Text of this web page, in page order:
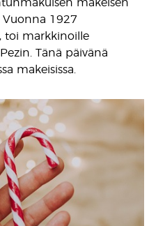
makeisen
1927
toi markkinoille
Tänä päivänä
makeisissa.